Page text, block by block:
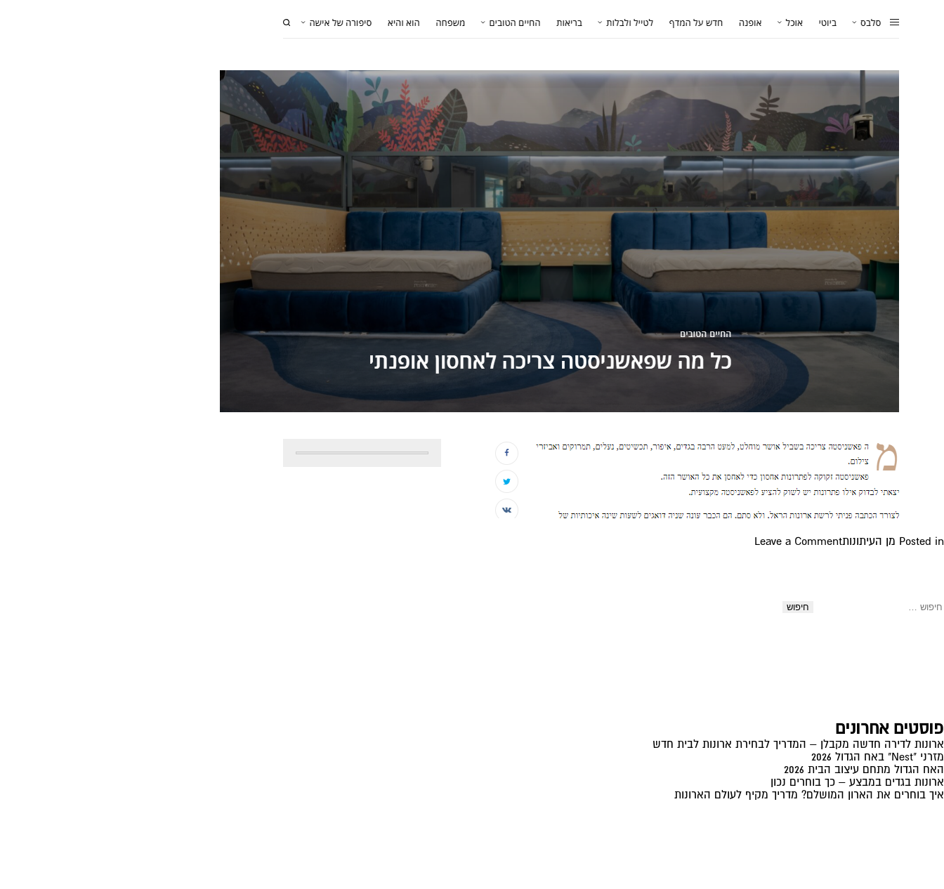
Posted in מן העיתונותLeave a Comment
חיפוש:
פוסטים אחרונים
ארונות לדירה חדשה מקבלן – המדריך לבחירת ארונות לבית חדש
מזרני "Nest" באח הגדול 2026
האח הגדול מתחם עיצוב הבית 2026
ארונות בגדים במבצע – כך בוחרים נכון
איך בוחרים את הארון המושלם? מדריך מקיף לעולם הארונות